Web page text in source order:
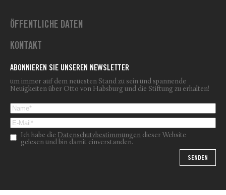
ÖFFENTLICHE DATEN
KONTAKT
ABONNIEREN SIE UNSEREN NEWSLETTER
um immer auf dem neuesten Stand zu sein und spannende
Neuigkeiten über Otto von Habsburg und die Stiftung zu erhalten!
Ich habe die Datenschutzbestimmungen dieser Website
gelesen und bin damit einverstanden.